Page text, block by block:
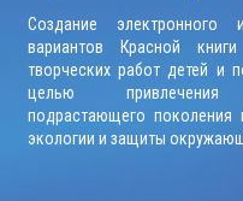
Создание электронного
вариантов Красной
творческих работ детей и
целью привлечения
подрастающего поколения
экологии и защиты